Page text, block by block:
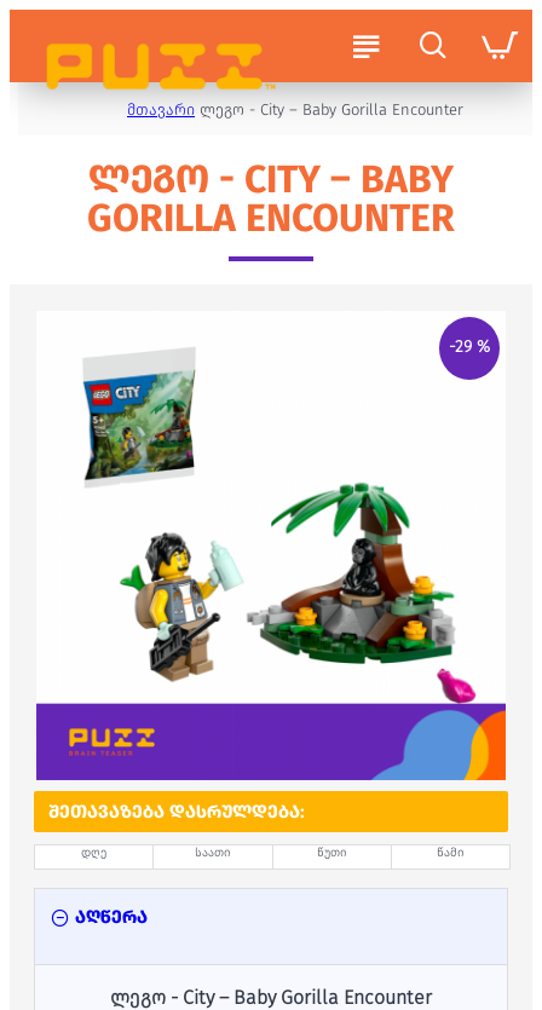
მთავარი ლეგო - City – Baby Gorilla Encounter
ᲚᲔᲒᲝ - CITY – BABY
GORILLA ENCOUNTER
-29 %
აღწერა
ლეგო - City – Baby Gorilla Encounter
ᲨᲔᲗᲐᲕᲐᲖᲔᲑᲐ ᲓᲐᲡᲠᲣᲚᲓᲔᲑᲐ:
დღე საათი წუთი წამი